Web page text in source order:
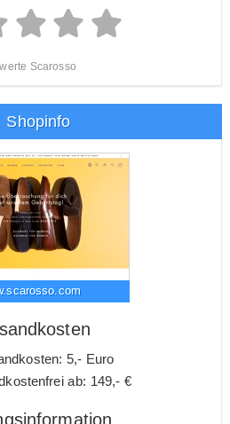
Scarosso
Shopinfo
5,- Euro
ab: 149,- €